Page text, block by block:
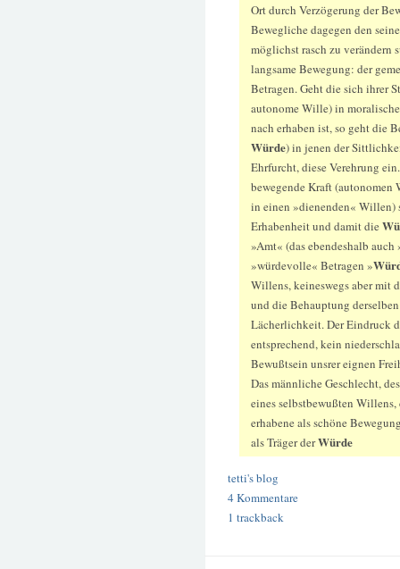
Ort durch Verzögerung der
Bewegliche dagegen den
möglichst rasch zu verändern
langsame Bewegung: der
Betragen. Geht die sich ihrer
autonome Wille) in
nach erhaben ist, so geht die
Würde) in jenen der
Ehrfurcht, diese Verehrung
bewegende Kraft (autonomen
in einen »dienenden« Willen)
Erhabenheit und damit die
»Amt« (das ebendeshalb auch
»würdevolle« Betragen »
Willens, keineswegs aber mit
und die Behauptung
Lächerlichkeit. Der Eindruck
entsprechend, kein
Bewußtsein unsrer eignen
Das männliche Geschlecht,
eines selbstbewußten
erhabene als schöne
als Träger derWürde
tetti's blog
4 Kommentare
1 trackback